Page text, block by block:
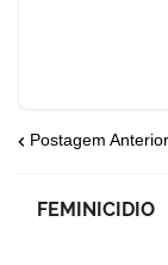
Postagem Anterior
FEMINICIDIO